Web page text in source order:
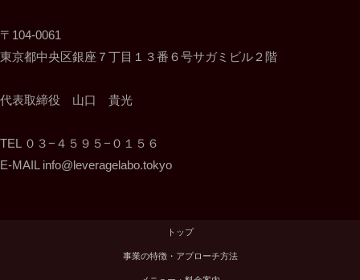
〒104-0061
東京都中央区銀座７丁目１３番６号サガミビル２階
代表取締役 山口 貴光
TEL ０３−４５９５−０１５６
E-MAIL info@leveragelabo.tokyo
トップ
事業の特徴・アプローチ方法